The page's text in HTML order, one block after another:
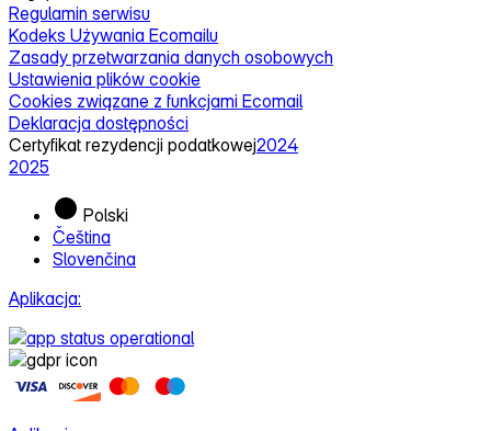
Regulamin serwisu
Kodeks Używania Ecomailu
Zasady przetwarzania danych osobowych
Ustawienia plików cookie
Cookies związane z funkcjami Ecomail
Deklaracja dostępności
Certyfikat rezydencji podatkowej2024
2025
Polski
Čeština
Slovenčina
Aplikacja: